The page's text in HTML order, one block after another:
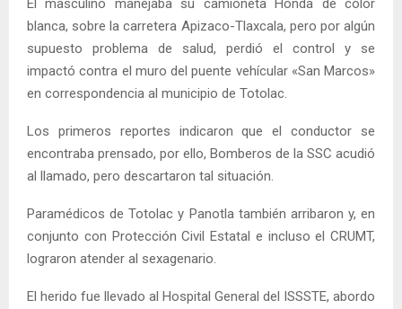
blanca, sobre la carretera Apizaco-Tlaxcala, pero por algún
supuesto problema de salud, perdió el control y se
impactó contra el muro del puente vehícular «San Marcos»
en correspondencia al municipio de Totolac.
Los primeros reportes indicaron que el conductor se
encontraba prensado, por ello, Bomberos de la SSC acudió
al llamado, pero descartaron tal situación.
Paramédicos de Totolac y Panotla también arribaron y, en
conjunto con Protección Civil Estatal e incluso el CRUMT,
lograron atender al sexagenario.
El herido fue llevado al Hospital General del ISSSTE, abordo